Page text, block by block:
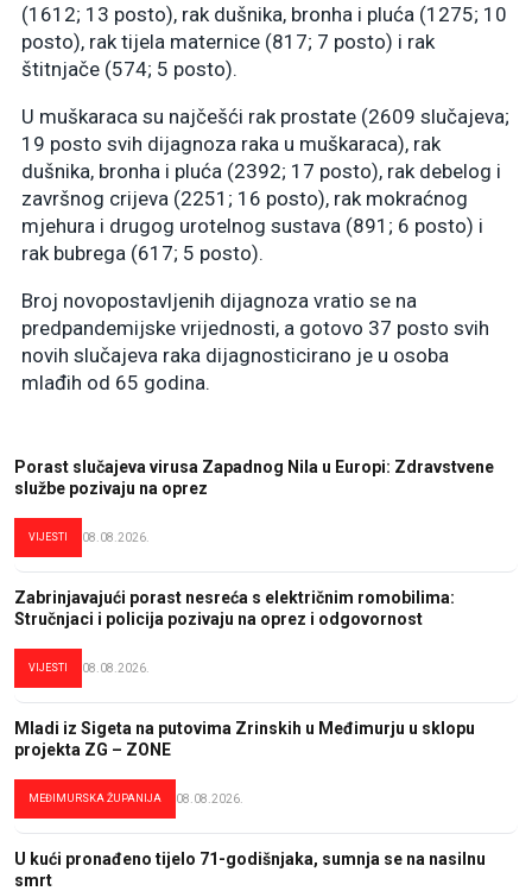
(1612; 13 posto), rak dušnika, bronha i pluća (1275; 10
posto), rak tijela maternice (817; 7 posto) i rak
štitnjače (574; 5 posto).
U muškaraca su najčešći rak prostate (2609 slučajeva;
19 posto svih dijagnoza raka u muškaraca), rak
dušnika, bronha i pluća (2392; 17 posto), rak debelog i
završnog crijeva (2251; 16 posto), rak mokraćnog
mjehura i drugog urotelnog sustava (891; 6 posto) i
rak bubrega (617; 5 posto).
Broj novopostavljenih dijagnoza vratio se na
predpandemijske vrijednosti, a gotovo 37 posto svih
novih slučajeva raka dijagnosticirano je u osoba
mlađih od 65 godina.
Porast slučajeva virusa Zapadnog Nila u Europi: Zdravstvene
službe pozivaju na oprez
VIJESTI 08.08.2026.
Zabrinjavajući porast nesreća s električnim romobilima:
Stručnjaci i policija pozivaju na oprez i odgovornost
VIJESTI 08.08.2026.
Mladi iz Sigeta na putovima Zrinskih u Međimurju u sklopu
projekta ZG – ZONE
MEĐIMURSKA ŽUPANIJA 08.08.2026.
U kući pronađeno tijelo 71-godišnjaka, sumnja se na nasilnu
smrt